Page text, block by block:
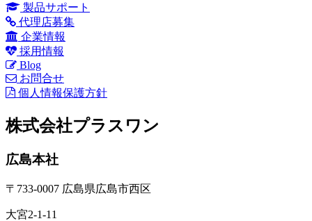
製品サポート
代理店募集
企業情報
採用情報
Blog
お問合せ
個人情報保護方針
株式会社プラスワン
広島本社
〒733-0007 広島県広島市西区
大宮2-1-11